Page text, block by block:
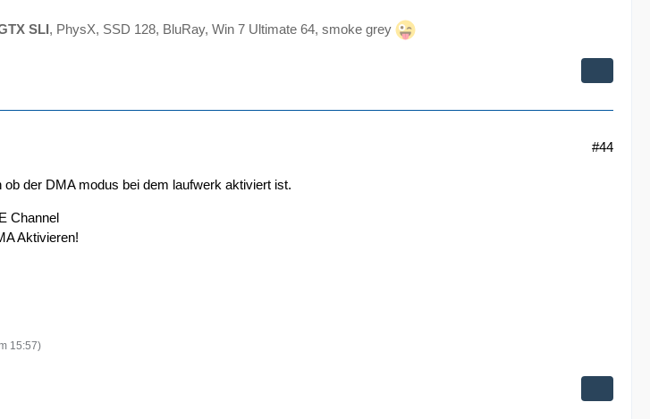
SLI, PhysX, SSD 128, BluRay, Win 7 Ultimate 64, smoke grey
#44
der DMA modus bei dem laufwerk aktiviert ist.
Channel
Aktivieren!
15:57)